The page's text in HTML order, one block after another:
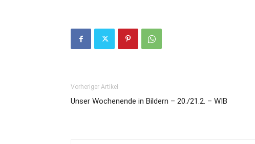
Vorheriger Artikel
Unser Wochenende in Bildern – 20./21.2. – WIB